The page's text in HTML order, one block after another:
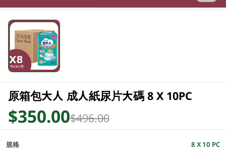
原箱包大人 成人紙尿片大碼 8 X 10PC
$350.00$496.00
規格 8 X 10 PC